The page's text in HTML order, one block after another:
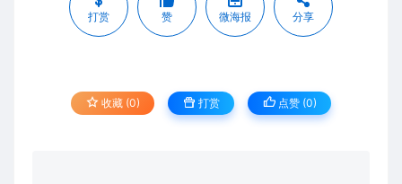
打赏 赞 微海报 分享
收藏 (0) 打赏 点赞 (0)